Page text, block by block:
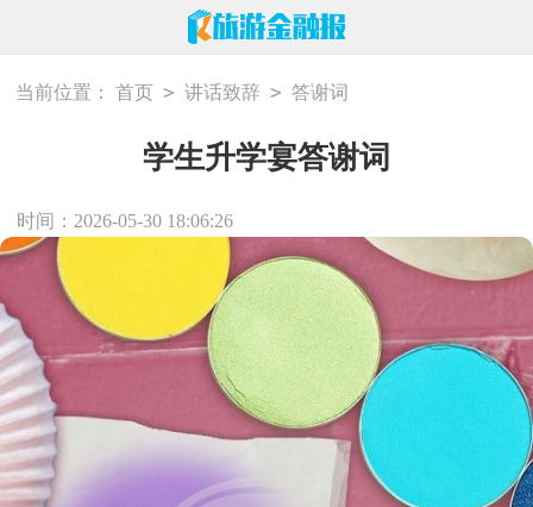
当前位置： 首页 > 讲话致辞 > 答谢词
学生升学宴答谢词
时间：2026-05-30 18:06:26